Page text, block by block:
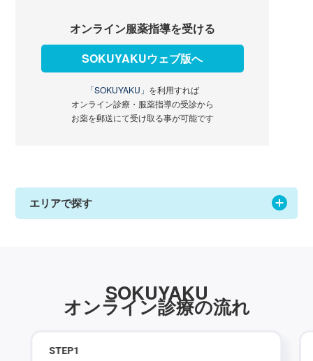
オンライン服薬指導を受ける
SOKUYAKUウェブ版へ
「SOKUYAKU」 を利用すれば
オンライン診療・服薬指導の受診から
お薬を郵送にて受け取る事が可能です
エリアで探す
SOKUYAKU
オンライン診療の流れ
STEP1